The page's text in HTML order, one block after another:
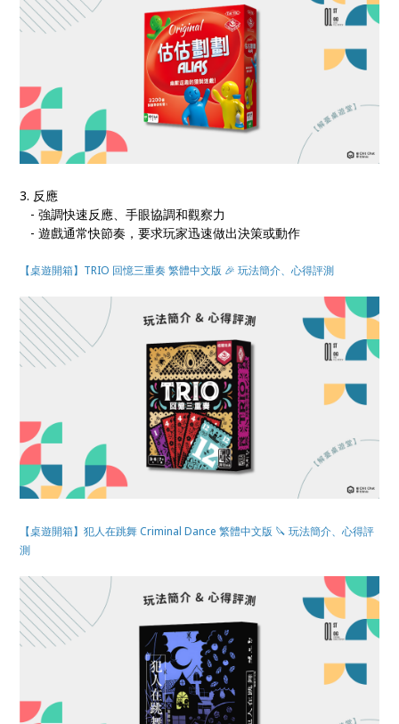
3. 反應
- 強調快速反應、手眼協調和觀察力
- 遊戲通常快節奏，要求玩家迅速做出決策或動作
【桌遊開箱】TRIO 回憶三重奏 繁體中文版 🎉 玩法簡介、心得評測
【桌遊開箱】犯人在跳舞 Criminal Dance 繁體中文版 🔪 玩法簡介、心得評
測